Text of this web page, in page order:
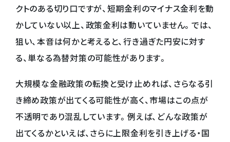
クトのある切り口ですが、短期金利のマイナス金利を動
かしていない以上、政策金利は動いていません。では、
狙い、本音は何かと考えると、行き過ぎた円安に対す
る、単なる為替対策の可能性があります。
大規模な金融政策の転換と受け止めれば、さらなる引
き締め政策が出てくる可能性が高く、市場はこの点が
不透明であり混乱しています。例えば、どんな政策が
出てくるかといえば、さらに上限金利を引き上げる・国